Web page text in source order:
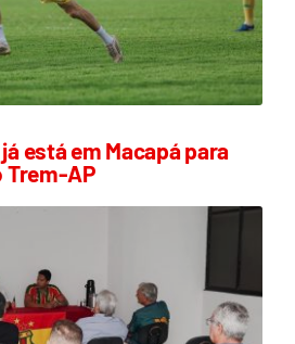
está em Macapá para
Trem-AP